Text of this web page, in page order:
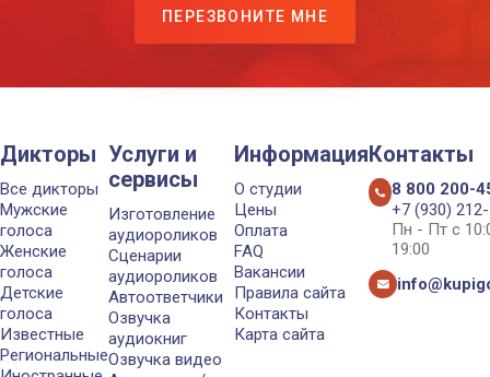
ПЕРЕЗВОНИТЕ МНЕ
Дикторы
Все дикторы
Мужские
голоса
Женские
голоса
Детские
голоса
Известные
Региональные
Услуги и
сервисы
Изготовление
аудиороликов
Сценарии
аудиороликов
Автоответчики
Озвучка
аудиокниг
Озвучка видео
Информация
О студии
Цены
Оплата
FAQ
Вакансии
Правила сайта
Контакты
Карта сайта
Контакты
8 800 200-
+7 (930)
Пн - Пт с
19:00